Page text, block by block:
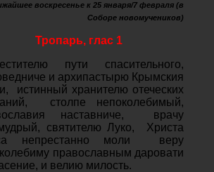
воскресенье к 25 января/7 февраля (в
Соборе новомучеников)
Тропарь, глас 1
пути спасительного,
и архипастырю Крымския
истинный хранителю отеческих
столпе непоколебимый,
наставниче, врачу
святителю Луко, Христа
непрестанно моли веру
православным даровати
и велию милость.